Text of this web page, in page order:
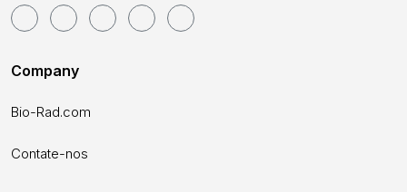
Company
Bio-Rad.com
Contate-nos